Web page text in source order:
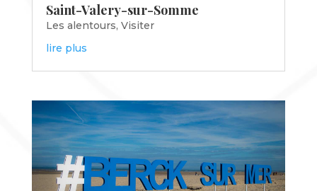
Saint-Valery-sur-Somme
Les alentours, Visiter
lire plus